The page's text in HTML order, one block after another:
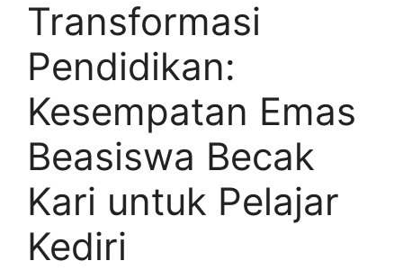
Transformasi
Pendidikan:
Kesempatan Emas
Beasiswa Becak
Kari untuk Pelajar
Kediri